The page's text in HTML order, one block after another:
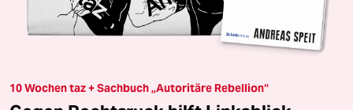
10 Wochen taz + Sachbuch „Autoritäre Rebellion“